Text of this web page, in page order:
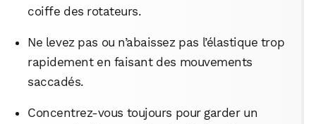
coiffe des rotateurs.
Ne levez pas ou n’abaissez pas l’élastique trop
rapidement en faisant des mouvements
saccadés.
Concentrez-vous toujours pour garder un
Facebook